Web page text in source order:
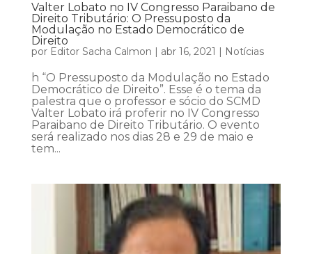
Valter Lobato no IV Congresso Paraibano de
Direito Tributário: O Pressuposto da
Modulação no Estado Democrático de
Direito
por Editor Sacha Calmon | abr 16, 2021 | Notícias
h “O Pressuposto da Modulação no Estado
Democrático de Direito”. Esse é o tema da
palestra que o professor e sócio do SCMD
Valter Lobato irá proferir no IV Congresso
Paraibano de Direito Tributário. O evento
será realizado nos dias 28 e 29 de maio e
tem...